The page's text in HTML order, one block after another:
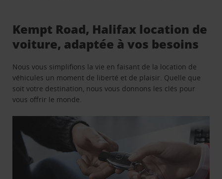
Kempt Road, Halifax location de
voiture, adaptée à vos besoins
Nous vous simplifions la vie en faisant de la location de
véhicules un moment de liberté et de plaisir. Quelle que
soit votre destination, nous vous donnons les clés pour
vous offrir le monde.